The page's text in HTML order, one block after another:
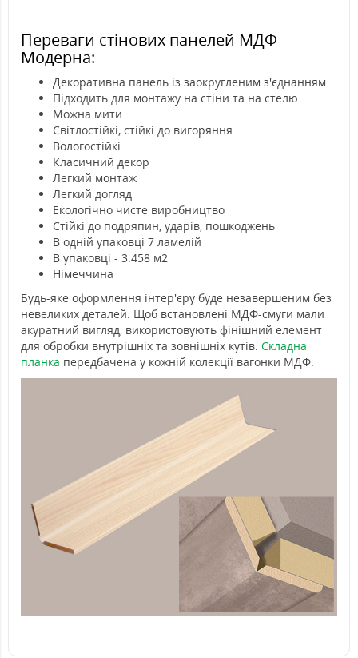
Переваги стінових панелей МДФ
Модерна:
Декоративна панель із заокругленим з'єднанням
Підходить для монтажу на стіни та на стелю
Можна мити
Світлостійкі, стійкі до вигоряння
Вологостійкі
Класичний декор
Легкий монтаж
Легкий догляд
Екологічно чисте виробництво
Стійкі до подряпин, ударів, пошкоджень
В одній упаковці 7 ламелій
В упаковці - 3.458 м2
Німеччина
Будь-яке оформлення інтер'єру буде незавершеним без
невеликих деталей. Щоб встановлені МДФ-смуги мали
акуратний вигляд, використовують фінішний елемент
для обробки внутрішніх та зовнішніх кутів. Складна
планка передбачена у кожній колекції вагонки МДФ.